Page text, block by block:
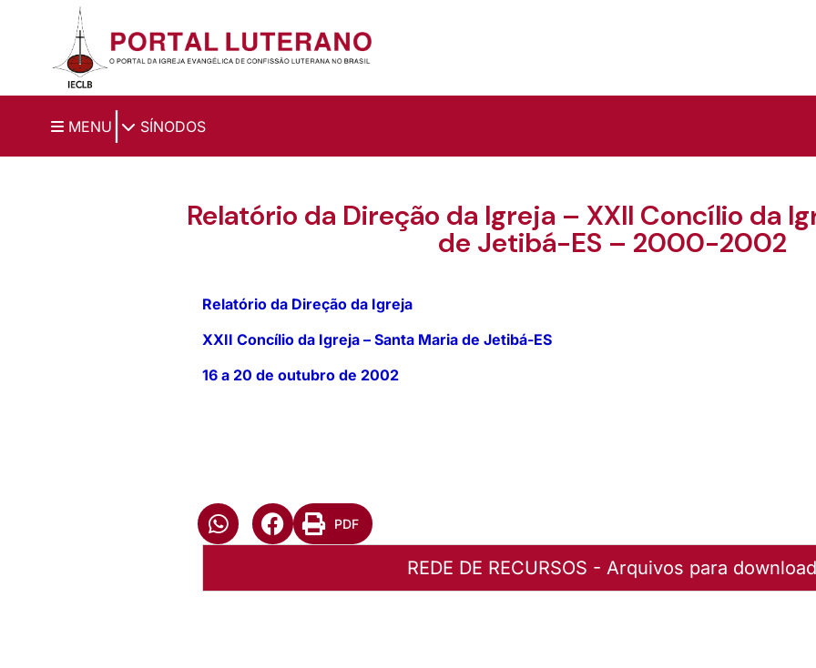
Ir para o conteúdo principal
MENU SÍNODOS
Relatório da Direção da Igreja – XXII Concílio da
de Jetibá-ES – 2000-2002
Relatório da Direção da Igreja
XXII Concílio da Igreja – Santa Maria de Jetibá-ES
16 a 20 de outubro de 2002
PDF
REDE DE RECURSOS - Arquivos para download